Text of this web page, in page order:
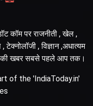
कॉम पर राजनीती , खेल ,
, विज्ञान ,अधात्यम
की खबर सबसे पहले आप तक।
of the 'IndiaToday.in'